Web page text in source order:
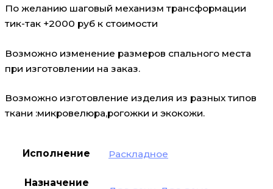
По желанию шаговый механизм трансформации
тик-так +2000 руб к стоимости
Возможно изменение размеров спального места
при изготовлении на заказ.
Возможно изготовление изделия из разных типов
ткани :микровелюра,рогожки и экокожи.
Исполнение Раскладное
Назначение